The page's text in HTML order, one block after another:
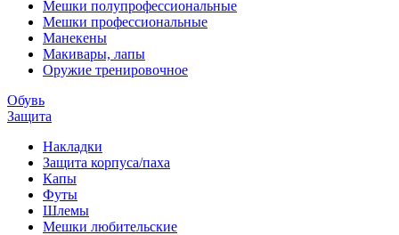
Мешки полупрофессиональные
Мешки профессиональные
Манекены
Макивары, лапы
Оружие тренировочное
Обувь
Защита
Накладки
Защита корпуса/паха
Капы
Футы
Шлемы
Мешки любительские